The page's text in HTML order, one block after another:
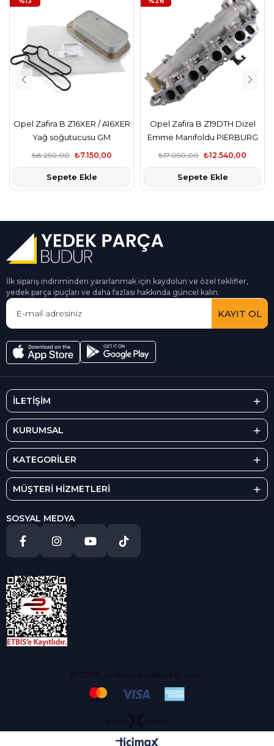
Opel Zafira B Z16XER / A16XER
Yağ soğutucusu GM
₺7.150,00
₺8.250,00
Sepete Ekle
Opel Zafira B Z19DTH Dizel
Emme Manifoldu PIERBURG
₺12.540,00
₺17.050,00
Sepete Ekle
İlk sipariş indiriminden yararlanmak için kaydolun ve özel teklifler,
yedek parça ipuçları ve daha fazlası hakkında güncel kalın.
KAYIT OL
İLETİŞİM
KURUMSAL
KATEGORİLER
MÜŞTERİ HİZMETLERİ
SOSYAL MEDYA
© 2018, yedekparcabudur..com